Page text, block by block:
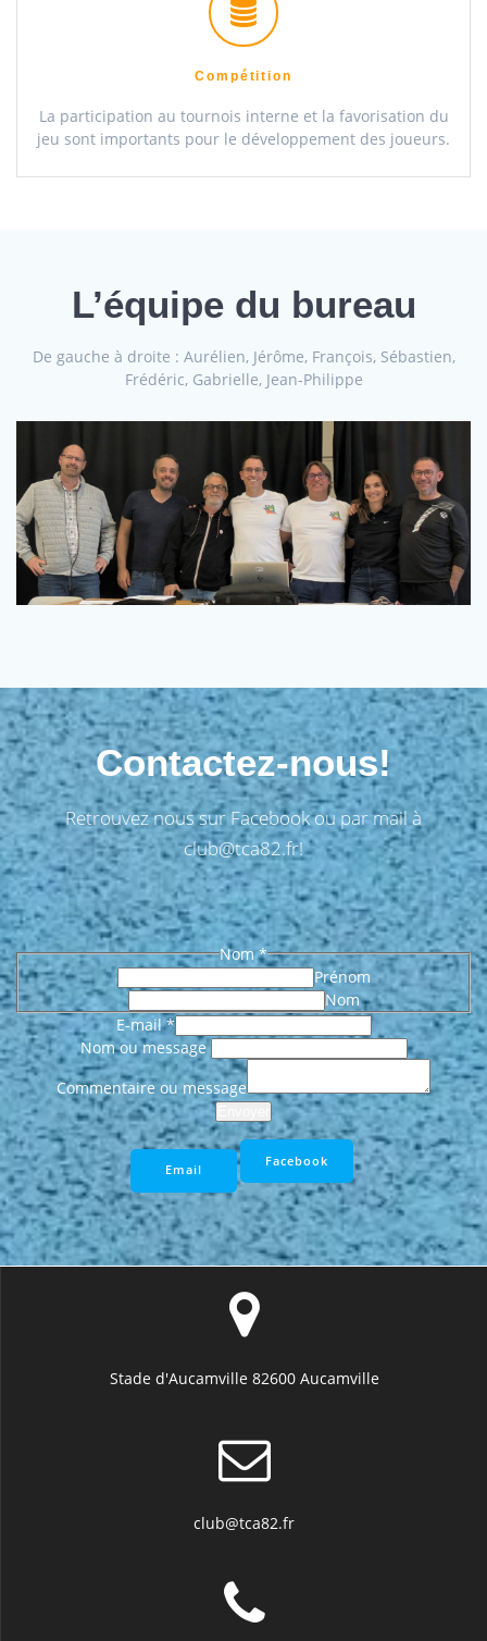
Compétition
La participation au tournois interne et la favorisation du
jeu sont importants pour le développement des joueurs.
L’équipe du bureau
De gauche à droite : Aurélien, Jérôme, François, Sébastien,
Frédéric, Gabrielle, Jean-Philippe
Contactez-nous!
Retrouvez nous sur Facebook ou par mail à
club@tca82.fr!
Nom*
Prénom
Nom
E-mail*
Nom ou message
Commentaire ou message
Email
Facebook
Stade d'Aucamville 82600 Aucamville
club@tca82.fr